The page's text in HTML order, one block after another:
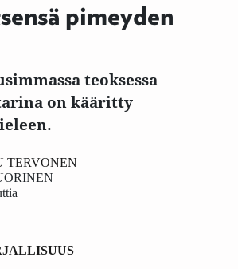
pimeyden
teoksessa
on kääritty
TERVONEN